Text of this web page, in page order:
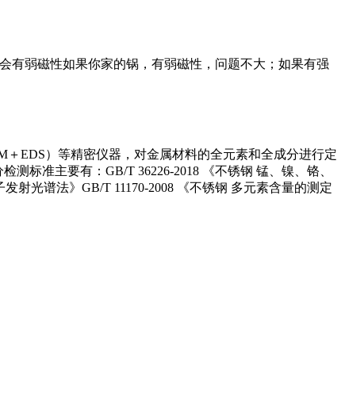
有弱磁性如果你家的锅，有弱磁性，问题不大；如果有强
EDS）等精密仪器，对金属材料的全元素和全成分进行定
标准主要有：GB/T 36226-2018 《不锈钢 锰、镍、铬、
射光谱法》GB/T 11170-2008 《不锈钢 多元素含量的测定